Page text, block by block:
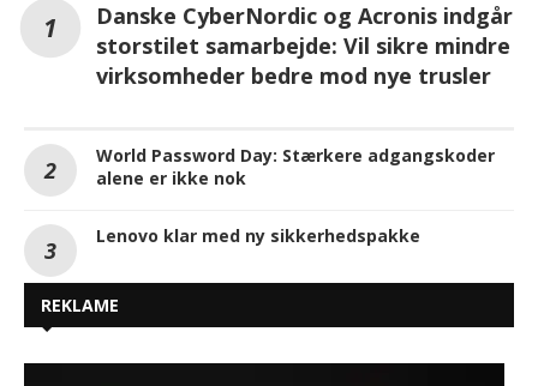
Danske CyberNordic og Acronis indgår
storstilet samarbejde: Vil sikre mindre
virksomheder bedre mod nye trusler
World Password Day: Stærkere adgangskoder
alene er ikke nok
Lenovo klar med ny sikkerhedspakke
REKLAME